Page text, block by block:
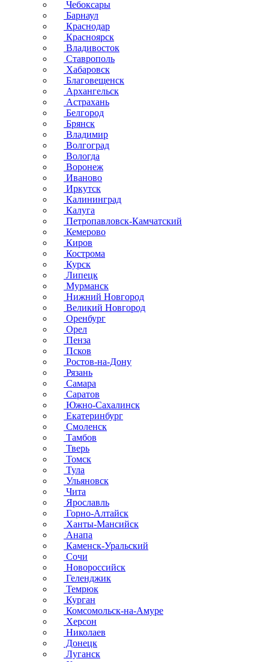
Чебоксары
Барнаул
Краснодар
Красноярск
Владивосток
Ставрополь
Хабаровск
Благовещенск
Архангельск
Астрахань
Белгород
Брянск
Владимир
Волгоград
Вологда
Воронеж
Иваново
Иркутск
Калининград
Калуга
Петропавловск-Камчатский
Кемерово
Киров
Кострома
Курск
Липецк
Мурманск
Нижний Новгород
Великий Новгород
Оренбург
Орел
Пенза
Псков
Ростов-на-Дону
Рязань
Самара
Саратов
Южно-Сахалинск
Екатеринбург
Смоленск
Тамбов
Тверь
Томск
Тула
Ульяновск
Чита
Ярославль
Горно-Алтайск
Ханты-Мансийск
Анапа
Каменск-Уральский
Сочи
Новороссийск
Геленджик
Темрюк
Курган
Комсомольск-на-Амуре
Херсон
Николаев
Донецк
Луганск